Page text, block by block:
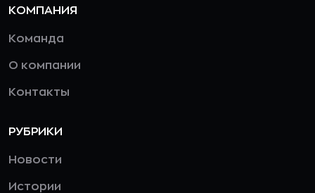
КОМПАНИЯ
Команда
О компании
Контакты
РУБРИКИ
Новости
Истории